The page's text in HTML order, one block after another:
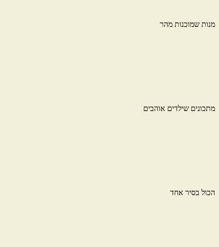
מנות שמוכנות מהר
מתכונים שילדים אוהבים
הכול בסיר אחד